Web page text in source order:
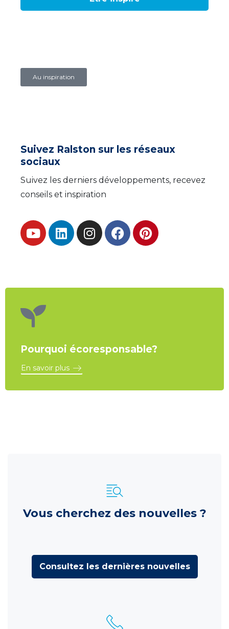
Au inspiration
Suivez Ralston sur les réseaux
sociaux
Suivez les derniers développements, recevez
conseils et inspiration
Pourquoi écoresponsable?
En savoir plus
Vous cherchez des nouvelles ?
Consultez les dernières nouvelles